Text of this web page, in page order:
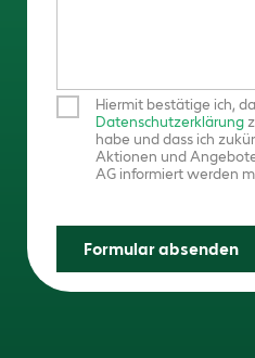
Hiermit bestätige ich,
Datenschutzerklärung
habe und dass ich
Aktionen und
AG informiert werden
Formular absenden